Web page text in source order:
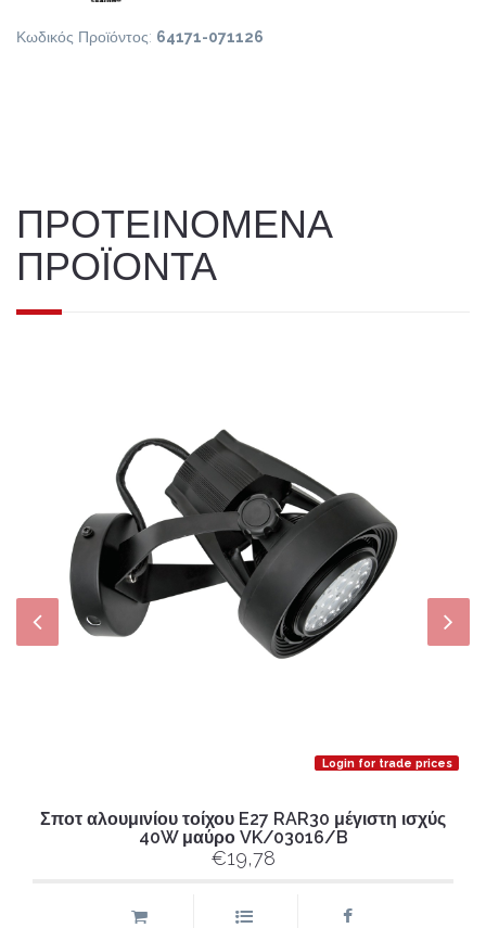
Κωδικός Προϊόντος: 64171-071126
ΠΡΟΤΕΙΝΟΜΕΝΑ
ΠΡΟΪΟΝΤΑ
Login for trade prices
Σποτ αλουμινίου τοίχου E27 RAR30 μέγιστη ισχύς
40W μαύρο VK/03016/B
€19,78